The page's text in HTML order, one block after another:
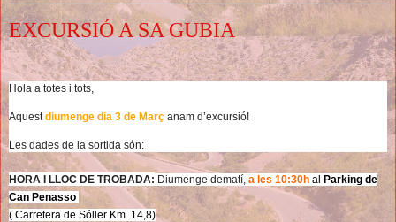
EXCURSIÓ A SA GUBIA
Hola a totes i tots,
Aquestdiumenge dia 3 de Març anam d’excursió!
Les dades de la sortida són:
HORA I LLOC DE TROBADA: Diumenge dematí, a les 10:30h al Parking de
Can Penasso
( Carretera de Sóller Km. 14,8)